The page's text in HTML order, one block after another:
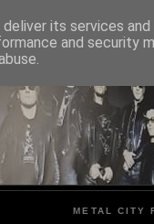
METAL CITY
its services
and security